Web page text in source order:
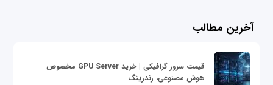
آخرین مطالب
قیمت سرور گرافیکی | خرید GPU Server مخصوص
هوش مصنوعی، رندرینگ